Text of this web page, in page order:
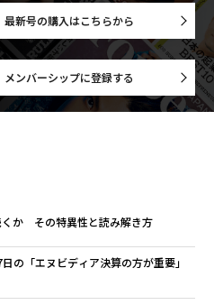
最新号の購入はこちらから
メンバーシップに登録する
くか その特異性と読み解き方
の「エヌビディア決算の方が重要」